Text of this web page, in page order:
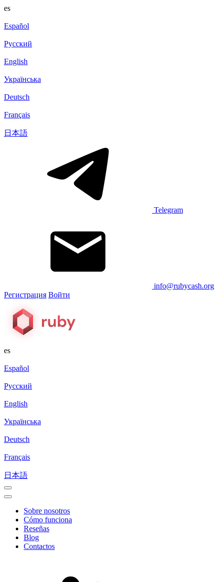
es
Español
Русский
English
Українська
Deutsch
Français
日本語
Telegram
info@rubycash.org
Регистрация Войти
es
Español
Русский
English
Українська
Deutsch
Français
日本語
Sobre nosotros
Cómo funciona
Reseñas
Blog
Contactos